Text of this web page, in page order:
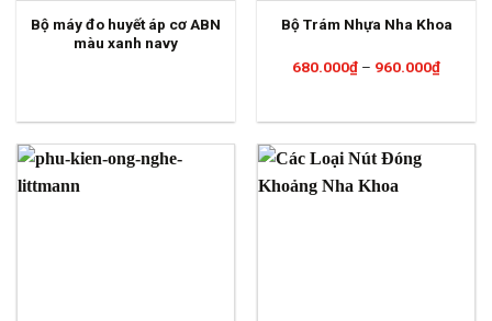
Bộ máy đo huyết áp cơ ABN
màu xanh navy
Bộ Trám Nhựa Nha Khoa
680.000₫ – 960.000₫Khoảng
đến